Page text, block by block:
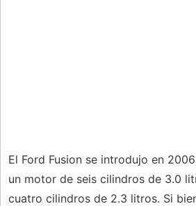
El Ford Fusion se introdujo en
un motor de seis cilindros de 3.0
cuatro cilindros de 2.3 litros. Si